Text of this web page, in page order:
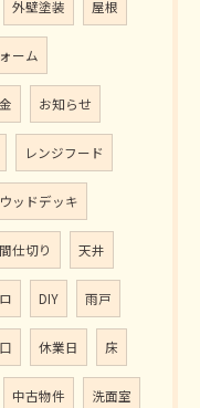
外壁塗装 屋根
ーム
お知らせ
レンジフード
ウッドデッキ
間仕切り 天井
DIY 雨戸
休業日 床
中古物件 洗面室